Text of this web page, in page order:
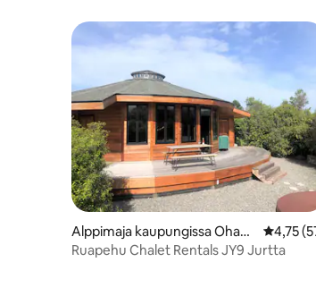
Alppimaja kaupungissa Ohaku
ne
4,75
Ruapehu Chalet Rentals JY9 Jurtta